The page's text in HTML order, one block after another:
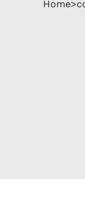
Home>